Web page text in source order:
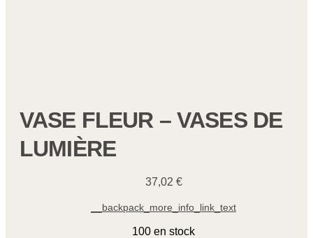
VASE FLEUR – VASES DE
LUMIÈRE
37,02 €
__backpack_more_info_link_text
100 en stock